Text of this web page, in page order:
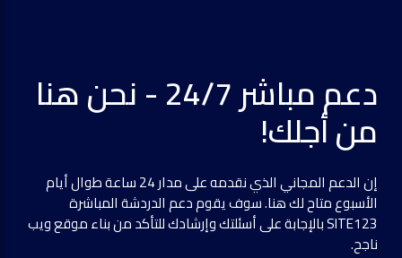
دعم مباشر 24/7 - نحن هنا
من أجلك!
إن الدعم المجاني الذي نقدمه على مدار 24 ساعة طوال أيام
الأسبوع متاح لك هنا. سوف يقوم دعم الدردشة المباشرة
SITE123 بالإجابة على أسئلتك وإرشادك للتأكد من بناء موقع ويب
ناجح.